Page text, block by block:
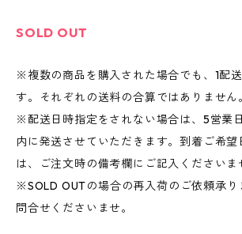
SOLD OUT
※複数の商品を購入された場合でも、1配
す。それぞれの送料の合算ではありません
※配送日時指定をされない場合は、5営業
内に発送させていただきます。到着ご希
は、ご注文時の備考欄にご記入くださいま
※SOLD OUTの場合の再入荷のご依頼承り
問合せくださいませ。